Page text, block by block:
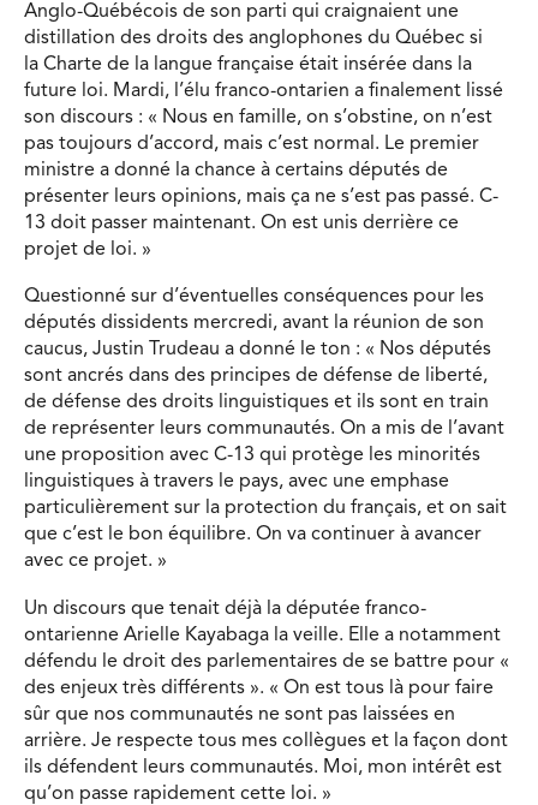
Anglo-Québécois de son parti qui craignaient une
distillation des droits des anglophones du Québec si
la Charte de la langue française était insérée dans la
future loi. Mardi, l’élu franco-ontarien a finalement lissé
son discours : « Nous en famille, on s’obstine, on n’est
pas toujours d’accord, mais c’est normal. Le premier
ministre a donné la chance à certains députés de
présenter leurs opinions, mais ça ne s’est pas passé. C-
13 doit passer maintenant. On est unis derrière ce
projet de loi. »
Questionné sur d’éventuelles conséquences pour les
députés dissidents mercredi, avant la réunion de son
caucus, Justin Trudeau a donné le ton : « Nos députés
sont ancrés dans des principes de défense de liberté,
de défense des droits linguistiques et ils sont en train
de représenter leurs communautés. On a mis de l’avant
une proposition avec C-13 qui protège les minorités
linguistiques à travers le pays, avec une emphase
particulièrement sur la protection du français, et on sait
que c’est le bon équilibre. On va continuer à avancer
avec ce projet. »
Un discours que tenait déjà la députée franco-
ontarienne Arielle Kayabaga la veille. Elle a notamment
défendu le droit des parlementaires de se battre pour «
des enjeux très différents ». « On est tous là pour faire
sûr que nos communautés ne sont pas laissées en
arrière. Je respecte tous mes collègues et la façon dont
ils défendent leurs communautés. Moi, mon intérêt est
qu’on passe rapidement cette loi. »